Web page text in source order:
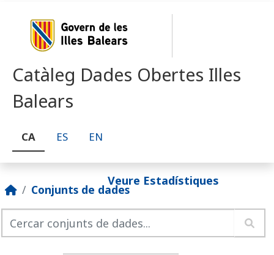
Catàleg Dades Obertes Illes
Balears
CA ES EN
Veure Estadístiques
Conjunts de dades